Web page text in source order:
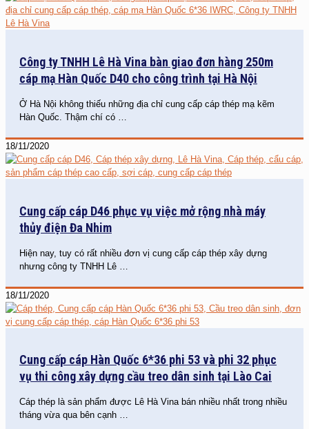
Công ty TNHH Lê Hà Vina bàn giao đơn hàng 250m
cáp mạ Hàn Quốc D40 cho công trình tại Hà Nội
Ở Hà Nội không thiếu những địa chỉ cung cấp cáp thép mạ kẽm
Hàn Quốc. Thậm chí có
18/11/2020
Cung cấp cáp D46 phục vụ việc mở rộng nhà máy
thủy điện Đa Nhim
Hiện nay, tuy có rất nhiều đơn vị cung cấp cáp thép xây dựng
nhưng công ty TNHH Lê
18/11/2020
Cung cấp cáp Hàn Quốc 6*36 phi 53 và phi 32 phục
vụ thi công xây dựng cầu treo dân sinh tại Lào Cai
Cáp thép là sản phẩm được Lê Hà Vina bán nhiều nhất trong nhiều
tháng vừa qua bên cạnh …